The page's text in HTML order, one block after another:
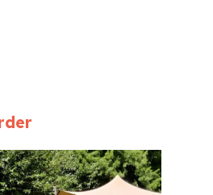
Cultuuragenda